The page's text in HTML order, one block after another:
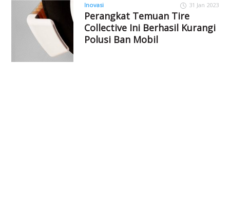
Inovasi 31 Jan 2023
Perangkat Temuan Tire
Collective Ini Berhasil Kurangi
Polusi Ban Mobil